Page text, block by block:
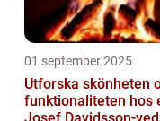
01 september 2025
Utforska skönheten
funktionaliteten hos